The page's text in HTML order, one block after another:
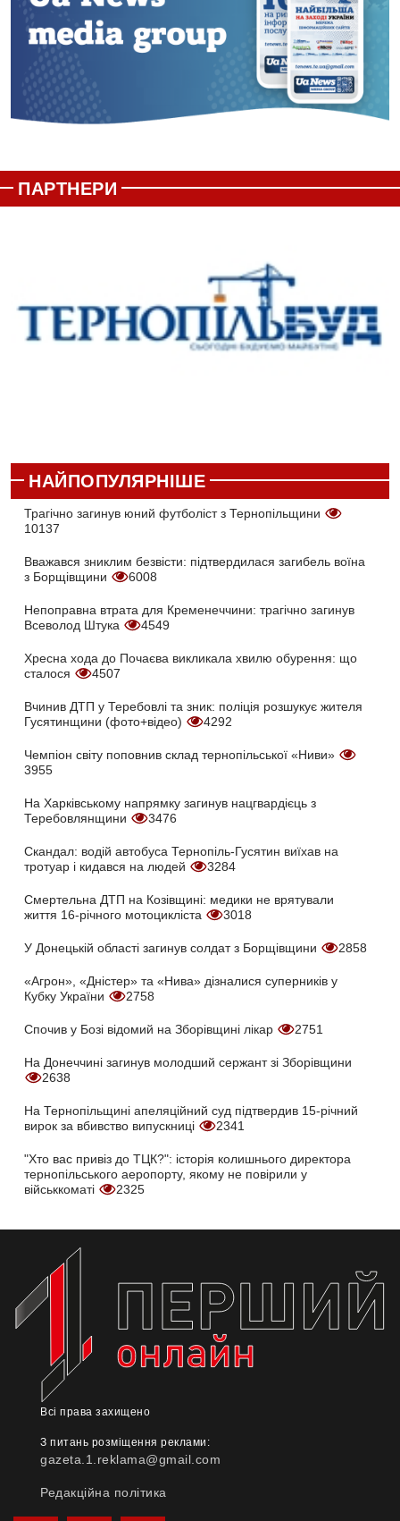
ПАРТНЕРИ
НАЙПОПУЛЯРНІШЕ
Трагічно загинув юний футболіст з Тернопільщини
10137
Вважався зниклим безвісти: підтвердилася загибель воїна
з Борщівщини
6008
Непоправна втрата для Кременеччини: трагічно загинув
Всеволод Штука
4549
Хресна хода до Почаєва викликала хвилю обурення: що
сталося
4507
Вчинив ДТП у Теребовлі та зник: поліція розшукує жителя
Гусятинщини (фото+відео)
4292
Чемпіон світу поповнив склад тернопільської «Ниви»
3955
На Харківському напрямку загинув нацгвардієць з
Теребовлянщини
3476
Скандал: водій автобуса Тернопіль-Гусятин виїхав на
тротуар і кидався на людей
3284
Смертельна ДТП на Козівщині: медики не врятували
життя 16-річного мотоцикліста
3018
У Донецькій області загинув солдат з Борщівщини 2858
«Агрон», «Дністер» та «Нива» дізналися суперників у
Кубку України
2758
Спочив у Бозі відомий на Зборівщині лікар 2751
На Донеччині загинув молодший сержант зі Зборівщини
2638
На Тернопільщині апеляційний суд підтвердив 15-річний
вирок за вбивство випускниці
2341
"Хто вас привіз до ТЦК?": історія колишнього директора
тернопільського аеропорту, якому не повірили у
військкоматі
2325
Всі права захищено
З питань розміщення реклами:
gazeta.1.reklama@gmail.com
Редакційна політика